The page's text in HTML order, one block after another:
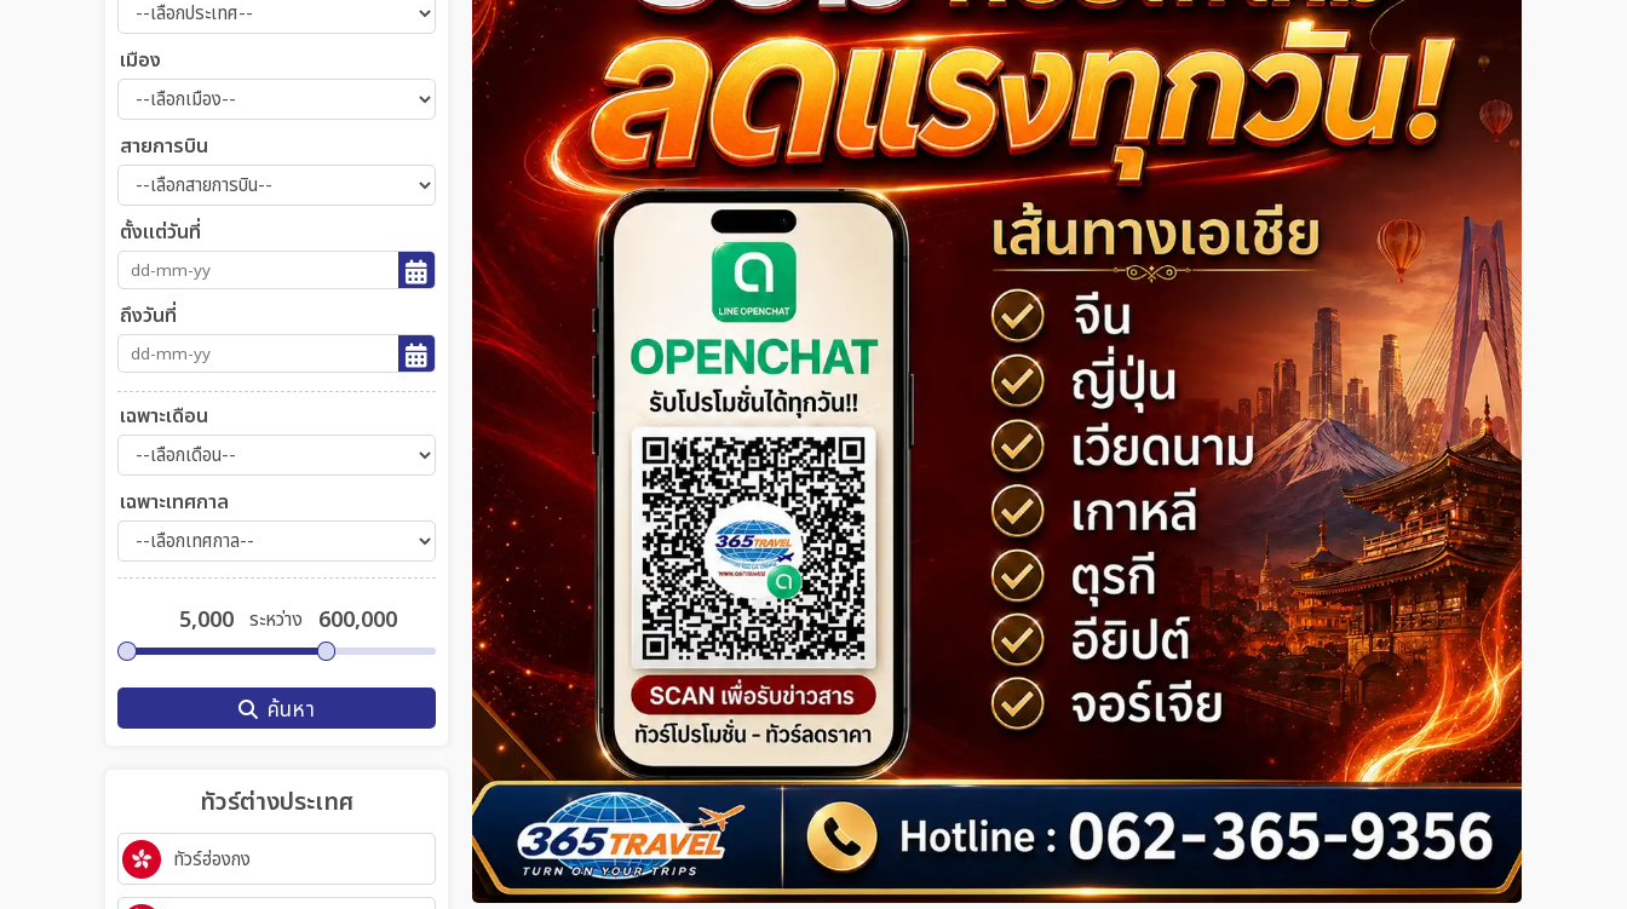
เมือง
สายการบิน
ตั้งแต่วันที่
ถึงวันที่
เฉพาะเดือน
เฉพาะเทศกาล
ระหว่าง
ค้นหา
ทัวร์ต่างประเทศ
ทัวร์ฮ่องกง